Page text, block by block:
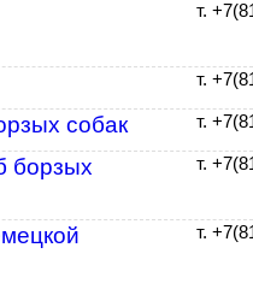
т.
т.
собак т.
борзых
т.
т.